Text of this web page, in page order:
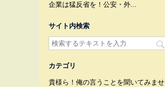
企業は猛反省を！公安・外...
サイト内検索
カテゴリ
貴様ら！俺の言うことを聞いてみませ